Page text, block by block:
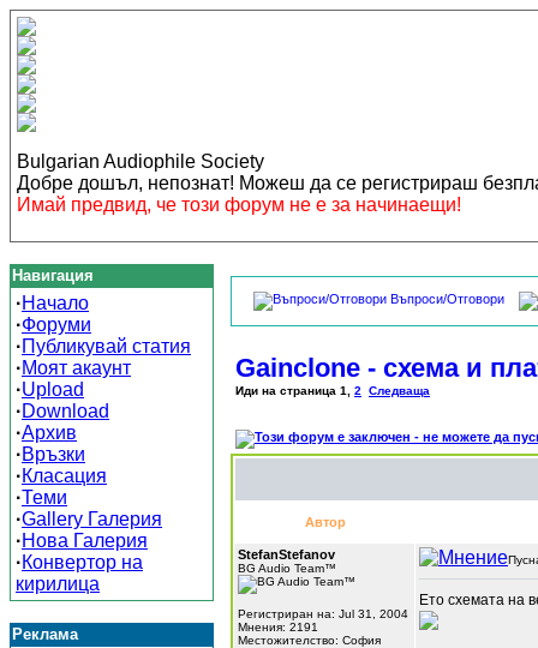
Bulgarian Audiophile Society
Добре дошъл, непознат! Можеш да се регистрираш
Имай предвид, че този форум не е за начинаещи!
Навигация
·Начало
·Форуми
·Публикувай статия
·Моят акаунт
·Upload
·Download
·Архив
·Връзки
·Класация
·Теми
·Gallery Галерия
·Нова Галерия
·Конвертор на
кирилица
Реклама
Въпроси/Отговори
Gainclone - схема и
Иди на страница 1 2 Следваща
Автор
StefanStefanov
BG Audio Team™
Регистриран на: Jul 31, 2004
Мнения: 2191
Местожителство: София
Ето схемата на